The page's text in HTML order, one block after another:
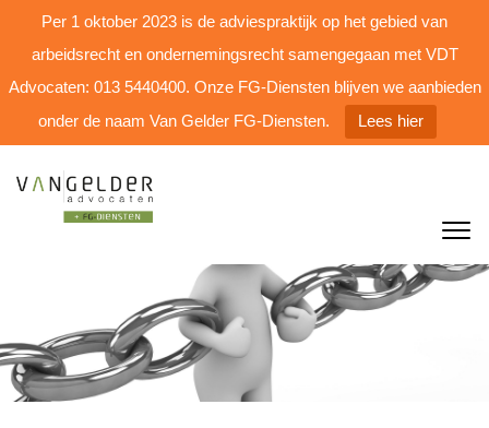
Per 1 oktober 2023 is de adviespraktijk op het gebied van
arbeidsrecht en ondernemingsrecht samengegaan met VDT
Advocaten: 013 5440400. Onze FG-Diensten blijven we aanbieden
onder de naam Van Gelder FG-Diensten.
Lees hier